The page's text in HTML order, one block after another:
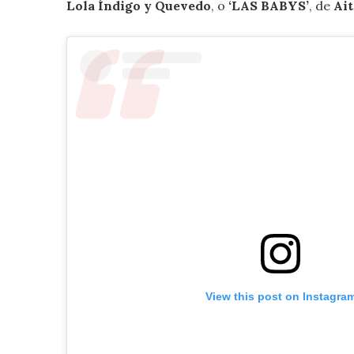
Lola Índigo y Quevedo, o ‘LAS BABYS’, de
View this post on